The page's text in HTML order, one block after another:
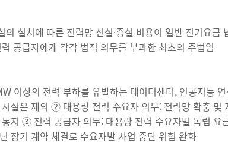
설치에 따른 전력망 신설·증설 비용이 일반 전기요금
공급자에게 각각 법적 의무를 부과한 최초의 주법임
이상의 전력 부하를 유발하는 데이터센터, 인공지능
설은 제외 ② 대용량 전력 수요자 의무: 전력망 확충 및
지 ③ 전력 공급자 의무: 대용량 전력 수요자별 독립 요
장기 계약 체결로 수요자발 사업 중단 위험 완화